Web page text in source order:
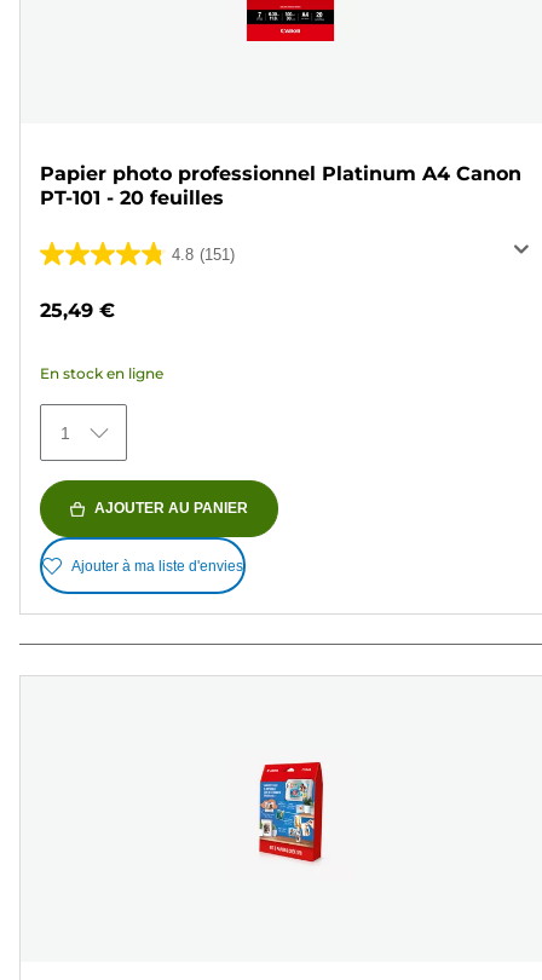
Papier photo professionnel Platinum A4 Canon
PT-101 - 20 feuilles
4.8 (151)
4.8
151
avis
25,49 €
En stock en ligne
1
AJOUTER AU PANIER
Ajouter à ma liste d'envies